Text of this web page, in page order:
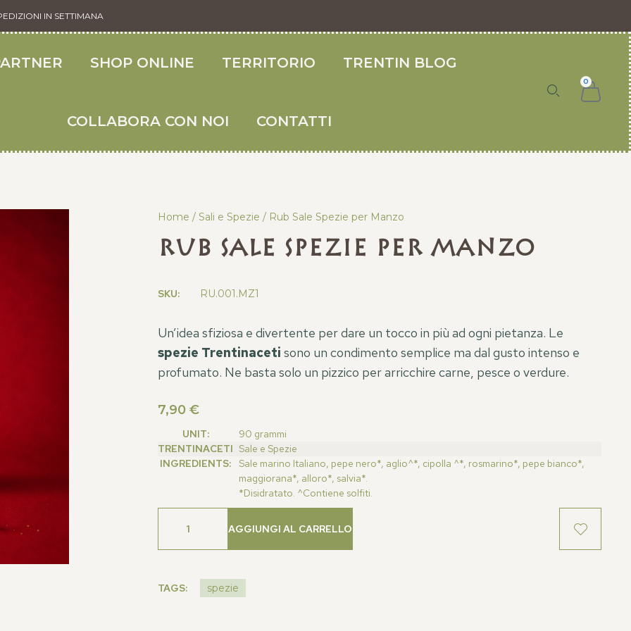
IN SETTIMANA
SHOP ONLINE TERRITORIO TRENTIN BLOG
COLLABORA CON NOI CONTATTI
0
Home / Sali e Spezie / Rub Sale Spezie per Manzo
Rub Sale Spezie per Manzo
SKU: RU.001.MZ1
Un’idea sfiziosa e divertente per dare un tocco in più ad ogni pietanza. Le
spezie Trentinaceti sono un condimento semplice ma dal gusto intenso e
profumato. Ne basta solo un pizzico per arricchire carne, pesce o verdure.
7,90 €
UNIT:
90 grammi
TRENTINACETI Sale e Spezie
INGREDIENTS:
Sale marino Italiano, pepe nero*, aglio^*, cipolla ^*, rosmarino*, pepe bianco*,
maggiorana*, alloro*, salvia*.
*Disidratato. ^Contiene solfiti.
AGGIUNGI AL CARRELLO
TAGS: spezie